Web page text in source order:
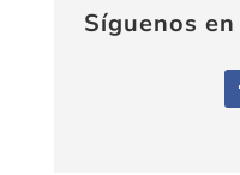
Síguenos